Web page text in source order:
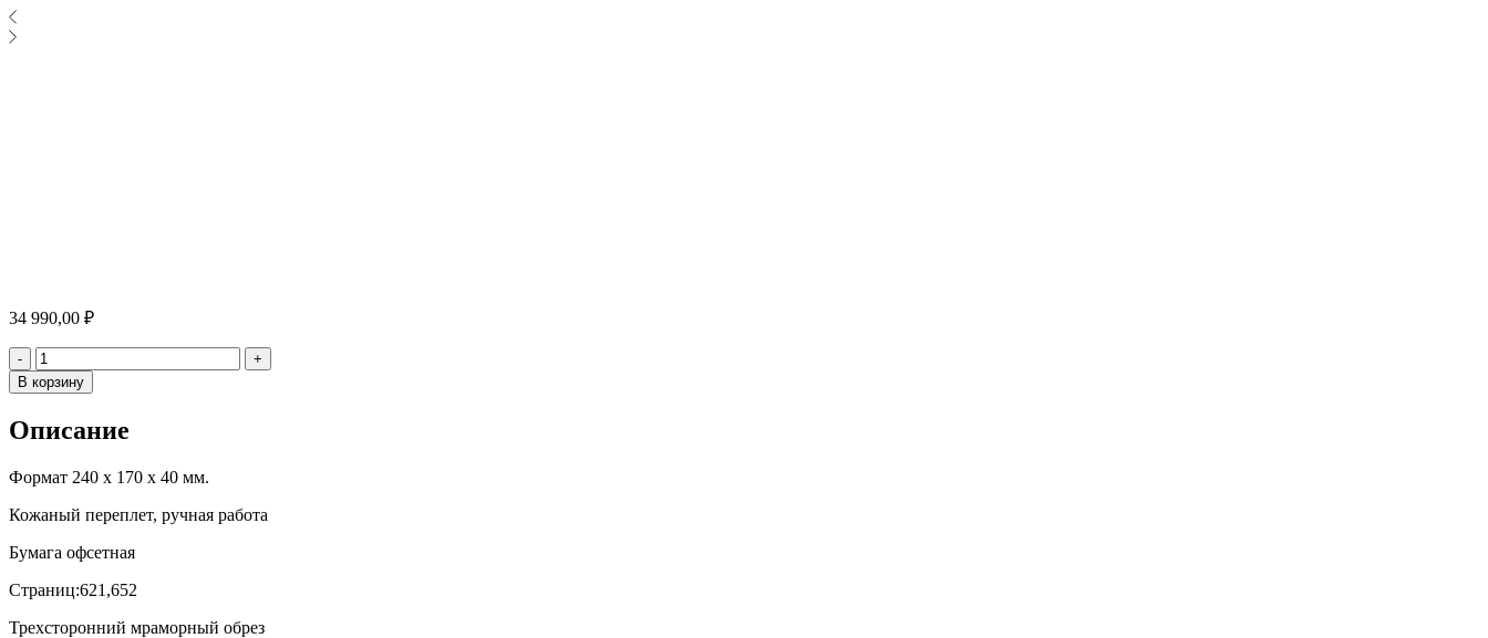
34 990,00 ₽
- Количество
+
В корзину
Описание
Формат 240 х 170 х 40 мм.
Кожаный переплет, ручная работа
Бумага офсетная
Страниц:621,652
Трехсторонний мраморный обрез